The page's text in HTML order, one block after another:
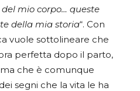
mio corpo… queste
della mia storia“. Con
vuole sottolineare che
perfetta dopo il parto,
che è comunque
segni che la vita le ha